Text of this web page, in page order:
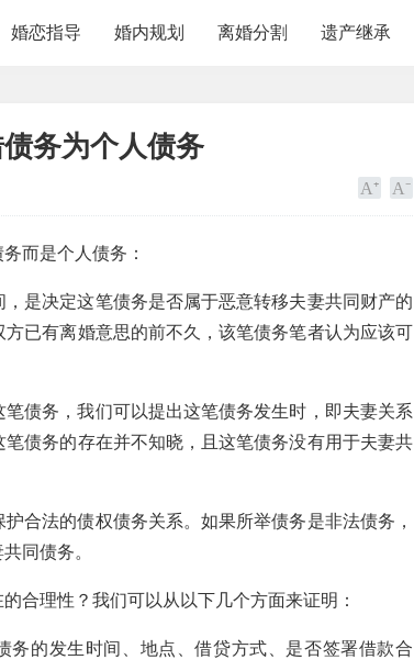
婚恋指导 婚内规划 离婚分割 遗产继承
务为个人债务
而是个人债务：
是决定这笔债务是否属于恶意转移夫妻共同财产的
已有离婚意思的前不久，该笔债务笔者认为应该可
债务，我们可以提出这笔债务发生时，即夫妻关系
债务的存在并不知晓，且这笔债务没有用于夫妻共
合法的债权债务关系。如果所举债务是非法债务，
同债务。
合理性？我们可以从以下几个方面来证明：
的发生时间、地点、借贷方式、是否签署借款合